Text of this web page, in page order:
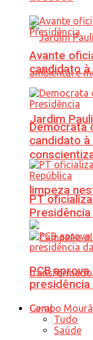
Jardim
limpeza
Avante
candidato
Democrata
candidato
PT
PCB
presidência
Geral
Tudo
Saúde